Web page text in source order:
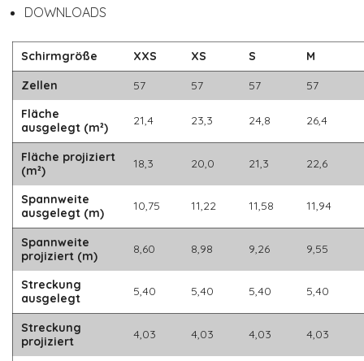
DOWNLOADS
Schirmgröße XXS XS S
M
Zellen
57 57 57
57
Fläche
ausgelegt (m²)
21,4 23,3 24,8 26,4
Fläche projiziert
(m²)
18,3 20,0 21,3 22,6
Spannweite
ausgelegt (m)
10,75 11,22 11,58 11,94
Spannweite
projiziert (m)
8,60 8,98 9,26 9,55
Streckung
ausgelegt
5,40 5,40 5,40 5,40
Streckung
projiziert
4,03 4,03 4,03 4,03